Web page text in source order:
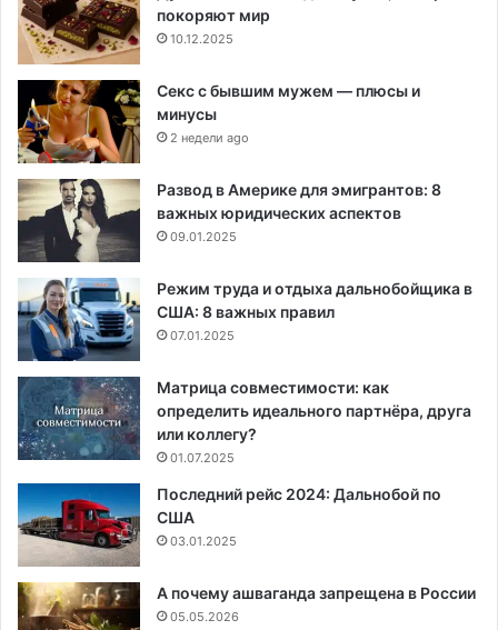
покоряют мир
10.12.2025
Секс с бывшим мужем — плюсы и
минусы
2 недели ago
Развод в Америке для эмигрантов: 8
важных юридических аспектов
09.01.2025
Режим труда и отдыха дальнобойщика в
США: 8 важных правил
07.01.2025
Матрица совместимости: как
определить идеального партнёра, друга
или коллегу?
01.07.2025
Последний рейс 2024: Дальнобой по
США
03.01.2025
А почему ашваганда запрещена в России
05.05.2026